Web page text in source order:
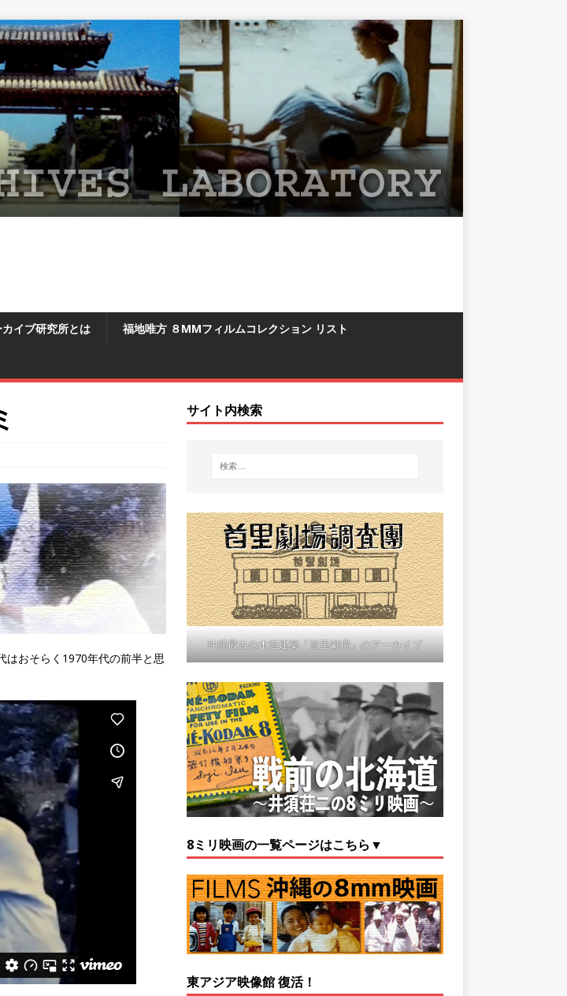
イブ研究所とは 福地唯方 ８MMフィルムコレクション リスト
はおそらく1970年代の前半と思
サイト内検索
沖縄最古の木造建築「首里劇場」のアーカイブ
8ミリ映画の一覧ページはこちら▼
東アジア映像館 復活！